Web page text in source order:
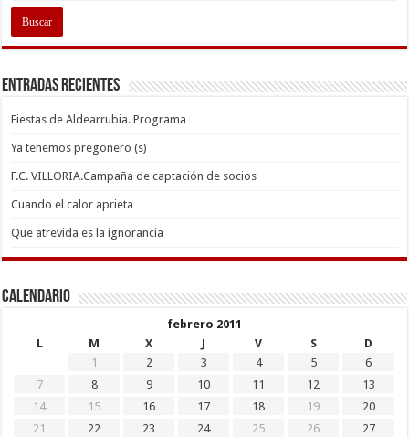
Entradas recientes
Fiestas de Aldearrubia. Programa
Ya tenemos pregonero (s)
F.C. VILLORIA.Campaña de captación de socios
Cuando el calor aprieta
Que atrevida es la ignorancia
Calendario
febrero 2011
L
M X J V S
D
1
2 3 4 5
6
7
8 9 10 11 12
13
14
15 16 17 18 19
20
21
22 23 24 25 26
27